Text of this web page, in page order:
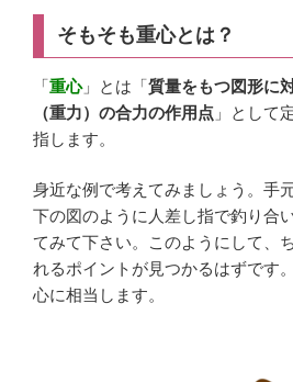
o
o
k
そもそも重心とは？
「重心」とは「質量をもつ図形に
（重力）の合力の作用点 」として
指します。
身近な例で考えてみましょう。手
下の図のように人差し指で釣り合
てみて下さい。このようにして、
れるポイントが見つかるはずです
心に相当します。